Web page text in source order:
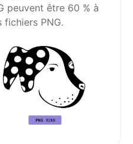
peuvent être 60 % à
fichiers PNG.